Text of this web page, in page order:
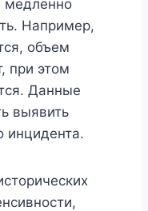
медленно
Например,
объем
при этом
Данные
выявить
инцидента.